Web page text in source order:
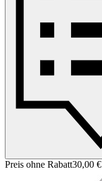
Preis ohne Rabatt30,00 €